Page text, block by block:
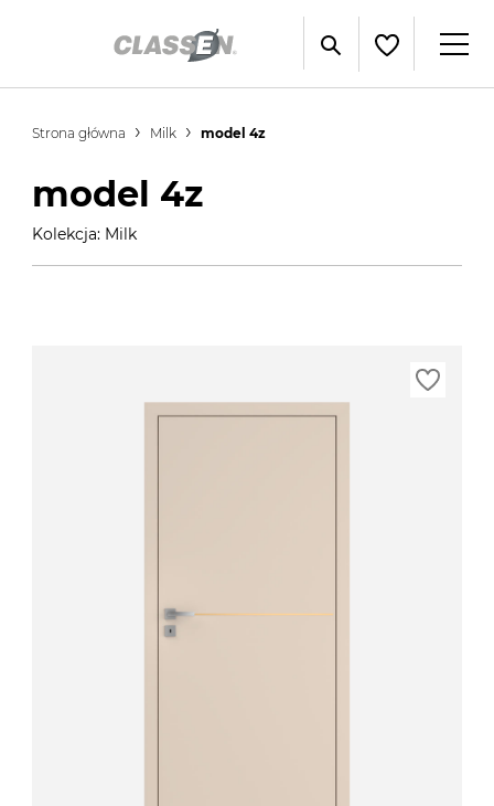
Strona główna Milk model 4z
model 4z
Kolekcja: Milk